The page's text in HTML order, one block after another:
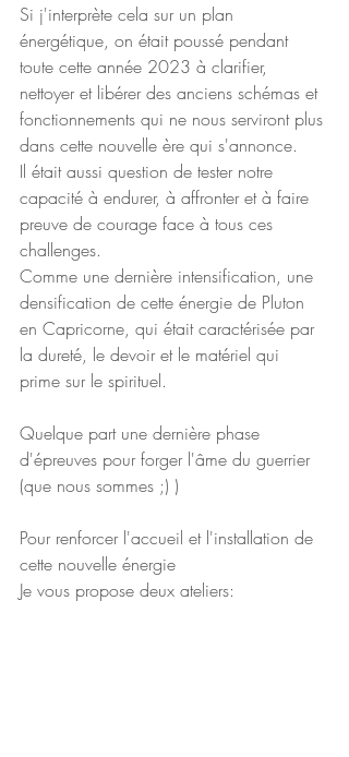
Si j'interprète cela sur un plan
énergétique, on était poussé pendant
toute cette année 2023 à clarifier,
nettoyer et libérer des anciens schémas et
fonctionnements qui ne nous serviront plus
dans cette nouvelle ère qui s'annonce.
Il était aussi question de tester notre
capacité à endurer, à affronter et à faire
preuve de courage face à tous ces
challenges.
Comme une dernière intensification, une
densification de cette énergie de Pluton
en Capricorne, qui était caractérisée par
la dureté, le devoir et le matériel qui
prime sur le spirituel.
Quelque part une dernière phase
d'épreuves pour forger l'âme du guerrier
(que nous sommes ;) )
Pour renforcer l'accueil et l'installation de
cette nouvelle énergie
Je vous propose deux ateliers: